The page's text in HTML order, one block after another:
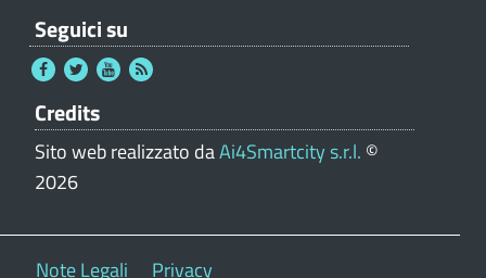
Seguici su
Credits
Sito web realizzato daAi4Smartcity s.r.l. ©
2026
Note Legali Privacy